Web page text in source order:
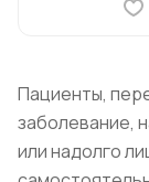
Пациенты,
заболевание,
или надолго